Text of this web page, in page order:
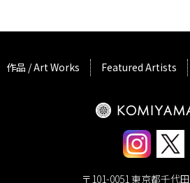
作品 / Art Works Featured Artists
〒101-0051 東京都千代